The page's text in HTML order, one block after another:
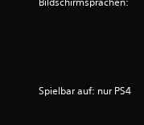
Spielbar auf: nur PS4